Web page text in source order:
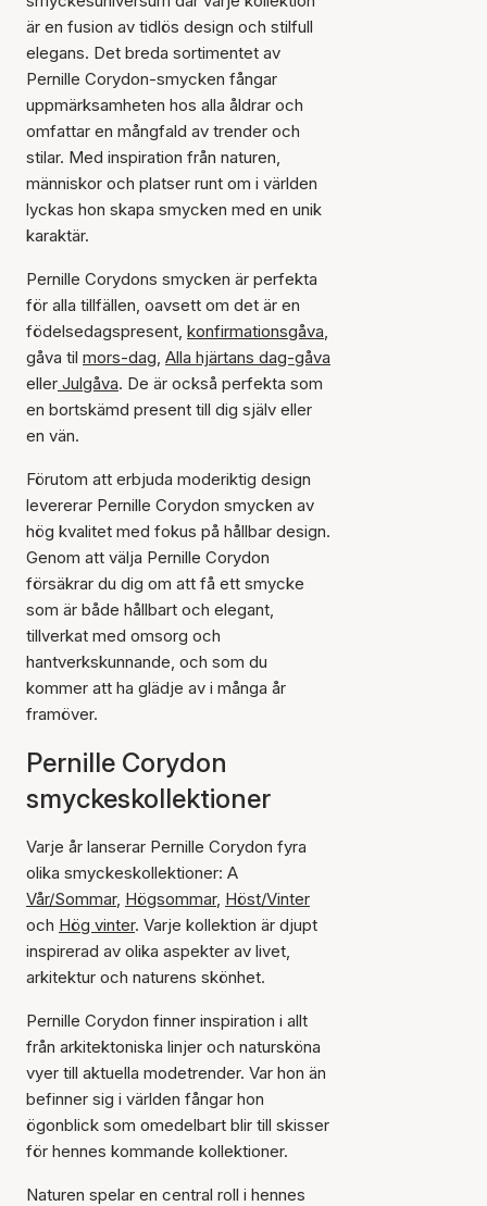
är en fusion av tidlös design och stilfull
elegans. Det breda sortimentet av
Pernille Corydon-smycken fångar
uppmärksamheten hos alla åldrar och
omfattar en mångfald av trender och
stilar. Med inspiration från naturen,
människor och platser runt om i världen
lyckas hon skapa smycken med en unik
karaktär.
Pernille Corydons smycken är perfekta
för alla tillfällen, oavsett om det är en
födelsedagspresent, konfirmationsgåva,
gåva til mors-dag, Alla hjärtans dag-gåva
eller Julgåva. De är också perfekta som
en bortskämd present till dig själv eller
en vän.
Förutom att erbjuda moderiktig design
levererar Pernille Corydon smycken av
hög kvalitet med fokus på hållbar design.
Genom att välja Pernille Corydon
försäkrar du dig om att få ett smycke
som är både hållbart och elegant,
tillverkat med omsorg och
hantverkskunnande, och som du
kommer att ha glädje av i många år
framöver.
Pernille Corydon
smyckeskollektioner
Varje år lanserar Pernille Corydon fyra
olika smyckeskollektioner: A
Vår/Sommar, Högsommar, Höst/Vinter
och Hög vinter. Varje kollektion är djupt
inspirerad av olika aspekter av livet,
arkitektur och naturens skönhet.
Pernille Corydon finner inspiration i allt
från arkitektoniska linjer och natursköna
vyer till aktuella modetrender. Var hon än
befinner sig i världen fångar hon
ögonblick som omedelbart blir till skisser
för hennes kommande kollektioner.
Naturen spelar en central roll i hennes